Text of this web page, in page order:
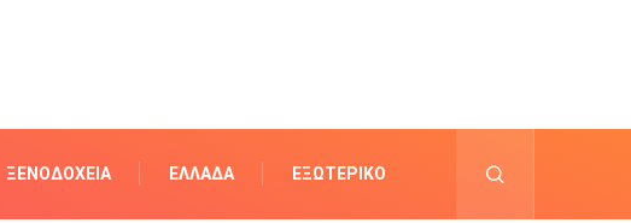
ΞΕΝΟΔΟΧΕΊΑ ΕΛΛΆΔΑ ΕΞΩΤΕΡΙΚΌ